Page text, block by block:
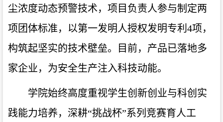
尘浓度动态预警技术，项目负责人参与制定两
项团体标准，以第一发明人授权发明专利4项，
构筑起坚实的技术壁垒。目前，产品已落地多
家企业，为安全生产注入科技动能。
学院始终高度重视学生创新创业与科创实
践能力培养，深耕“挑战杯”系列竞赛育人工